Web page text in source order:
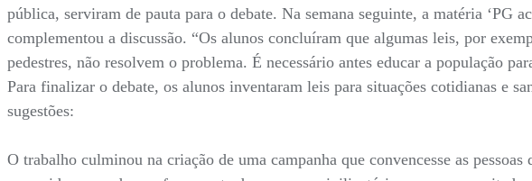
pública, serviram de pauta para o debate. Na semana seguinte, a matéria ‘PG
complementou a discussão. “Os alunos concluíram que algumas leis, por
pedestres, não resolvem o problema. É necessário antes educar a população
Para finalizar o debate, os alunos inventaram leis para situações cotidianas e
sugestões:
O trabalho culminou na criação de uma campanha que convencesse as